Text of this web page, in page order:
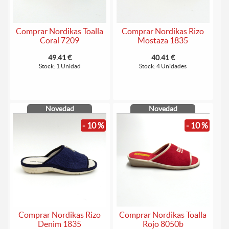
Comprar Nordikas Toalla
Coral 7209
49.41 €
Stock: 1 Unidad
Comprar Nordikas Rizo
Mostaza 1835
40.41 €
Stock: 4 Unidades
Novedad
- 10 %
Comprar Nordikas Rizo
Denim 1835
Novedad
- 10 %
Comprar Nordikas Toalla
Rojo 8050b